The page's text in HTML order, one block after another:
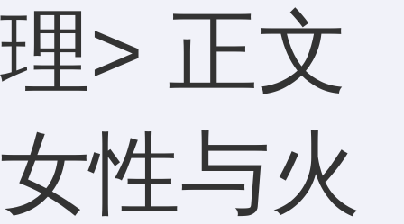
理> 正文
女性与火